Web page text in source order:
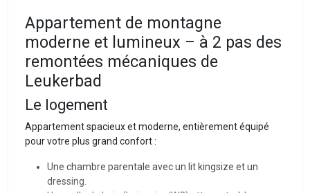
Appartement de montagne
moderne et lumineux – à 2 pas des
remontées mécaniques de
Leukerbad
Le logement
Appartement spacieux et moderne, entièrement équipé
pour votre plus grand confort :
Une chambre parentale avec un lit kingsize et un
dressing.